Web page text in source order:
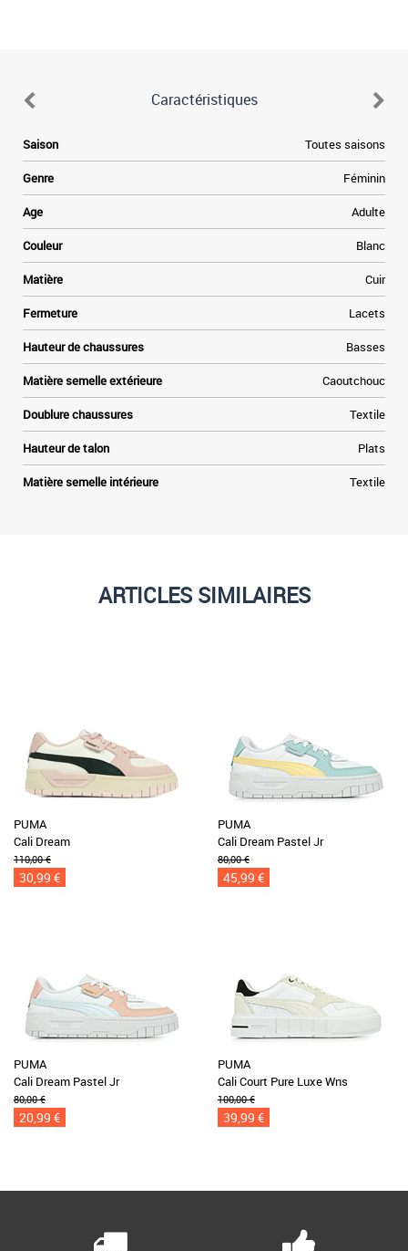
Caractéristiques
Saison Toutes saisons
Genre Féminin
Age Adulte
Couleur Blanc
Matière Cuir
Fermeture Lacets
Hauteur de chaussures Basses
Matière semelle extérieure Caoutchouc
Doublure chaussures Textile
Hauteur de talon Plats
Matière semelle intérieure Textile
ARTICLES SIMILAIRES
PUMA
Cali Dream
110,00 €
30,99 €
PUMA
Cali Dream Pastel Jr
80,00 €
45,99 €
PUMA
Cali Dream Pastel Jr
80,00 €
20,99 €
PUMA
Cali Court Pure Luxe Wns
100,00 €
39,99 €